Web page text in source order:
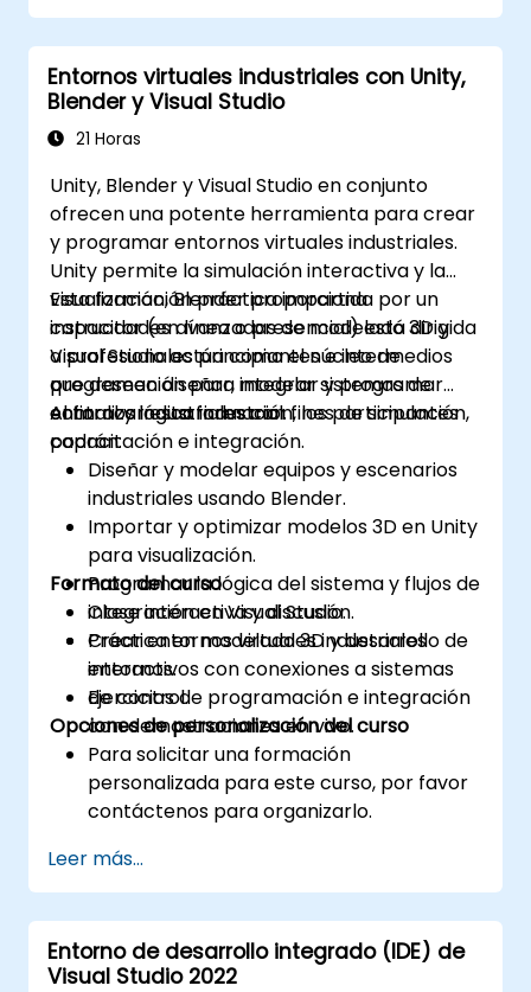
consulta el curso: C# para Ingenieros de
Pruebas de Automatización.
Entornos virtuales industriales con Unity,
Blender y Visual Studio
21 Horas
Unity, Blender y Visual Studio en conjunto
ofrecen una potente herramienta para crear
y programar entornos virtuales industriales.
Unity permite la simulación interactiva y la
visualización, Blender proporciona
capacidades avanzadas de modelado 3D y
Visual Studio actúa como el núcleo de
programación para integrar sistemas de
control y lógica industrial.
Esta formación práctica impartida por un
instructor (en línea o presencial) está dirigida
a profesionales principiantes e intermedios
que deseen diseñar, modelar y programar
entornos industriales con fines de simulación,
capacitación e integración.
Al finalizar esta formación, los participantes
podrán:
Diseñar y modelar equipos y escenarios
industriales usando Blender.
Importar y optimizar modelos 3D en Unity
para visualización.
Programar la lógica del sistema y flujos de
integración en Visual Studio.
Crear entornos virtuales industriales
interactivos con conexiones a sistemas
de control.
Formato del curso
Clase interactiva y discusión.
Práctica en modelado 3D y desarrollo de
entornos.
Ejercicios de programación e integración
con demostraciones en vivo.
Opciones de personalización del curso
Para solicitar una formación
personalizada para este curso, por favor
contáctenos para organizarlo.
Leer más...
Entorno de desarrollo integrado (IDE) de
Visual Studio 2022